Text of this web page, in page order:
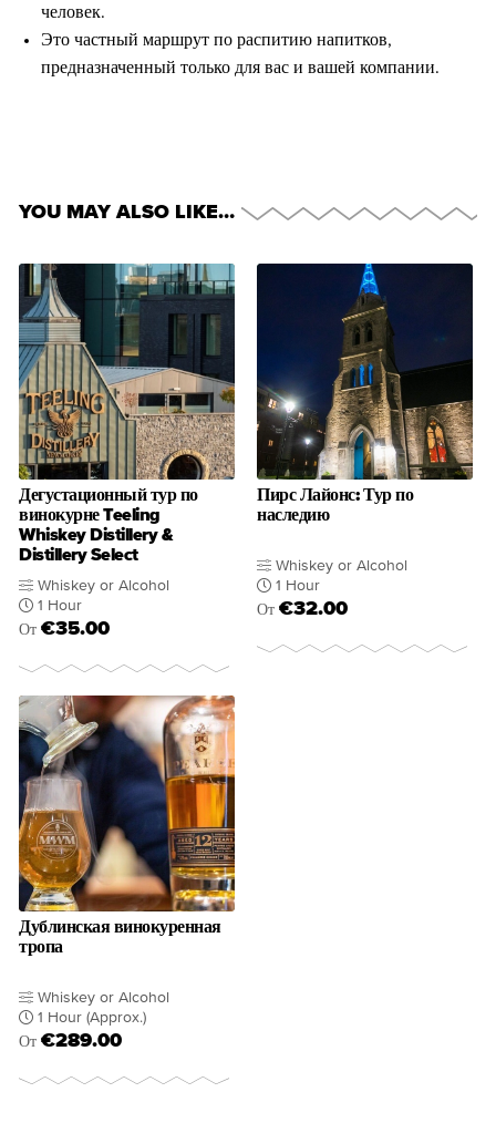
человек.
Это частный маршрут по распитию напитков,
предназначенный только для вас и вашей компании.
YOU MAY ALSO LIKE…
Дегустационный тур по
винокурне Teeling
Whiskey Distillery &
Distillery Select
Whiskey or Alcohol
1 Hour
От €35.00
Пирс Лайонс: Тур по
наследию
Whiskey or Alcohol
1 Hour
От €32.00
Дублинская винокуренная
тропа
Whiskey or Alcohol
1 Hour (Approx.)
От €289.00